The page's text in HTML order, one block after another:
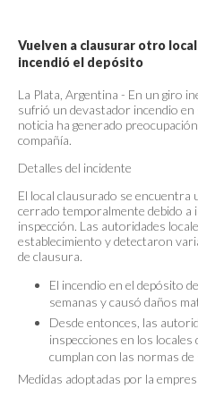
Vuelven a clausurar otro
incendió el depósito
La Plata, Argentina - En un giro
sufrió un devastador incendio
noticia ha generado
compañía.
Detalles del incidente
El local clausurado se encuentra
cerrado temporalmente debido
inspección. Las autoridades
establecimiento y detectaron
de clausura.
El incendio en el depósito
semanas y causó daños
Desde entonces, las
inspecciones en los locales
cumplan con las normas de
Medidas adoptadas por la